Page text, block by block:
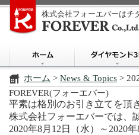
株式会社フォーエバーはチ
ホーム > News & Topics >
FOREVER(フォーエバー)
平素は格別のお引き立てを頂
株式会社フォーエバーでは、
2020年8月12日（水）～2020年